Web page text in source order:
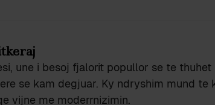
une i besoj fjalorit popullor se te
se kam degjuar. Ky ndryshim mund te
vijne me moderrnizimin.